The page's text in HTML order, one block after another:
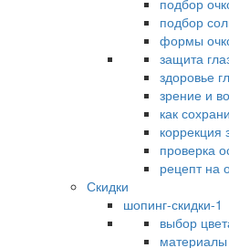
подбор
подбор
формы
защита
здоровье
зрение и
как
коррекция
проверка
рецепт на
Скидки
шопинг-скидки-1
выбор
материалы